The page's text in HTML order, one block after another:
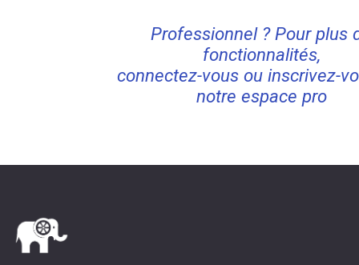
Professionnel ? Pour plus
fonctionnalités,
connectez-vous ou inscrivez-
notre espace pro